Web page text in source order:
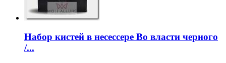
Набор кистей в несессере Во власти черного
/...